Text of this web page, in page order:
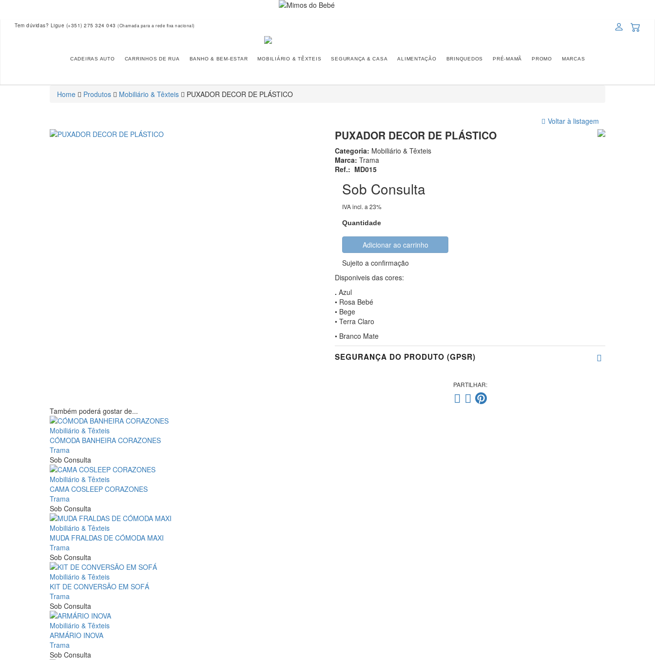
Tem dúvidas? Ligue (+351) 275 324 043 (Chamada para a rede fixa nacional)
CADEIRAS AUTO CARRINHOS DE RUA BANHO & BEM-ESTAR MOBILIÁRIO & TÊXTEIS SEGURANÇA & CASA ALIMENTAÇÃO BRINQUEDOS PRÉ-MAMÃ PROMO MARCAS
Home Produtos Mobiliário & Têxteis PUXADOR DECOR DE PLÁSTICO
Voltar à listagem
PUXADOR DECOR DE PLÁSTICO
Categoria: Mobiliário & Têxteis
Marca: Trama
Ref.: MD015
Sob Consulta
IVA incl. a 23%
Quantidade
Adicionar ao carrinho
Sujeito a confirmação
Disponiveis das cores:
. Azul
• Rosa Bebé
• Bege
• Terra Claro
• Branco Mate
SEGURANÇA DO PRODUTO (GPSR)
PARTILHAR:
Também poderá gostar de...
Mobiliário & Têxteis
CÓMODA BANHEIRA CORAZONES
Trama
Sob Consulta
Mobiliário & Têxteis
CAMA COSLEEP CORAZONES
Trama
Sob Consulta
Mobiliário & Têxteis
MUDA FRALDAS DE CÓMODA MAXI
Trama
Sob Consulta
Mobiliário & Têxteis
KIT DE CONVERSÃO EM SOFÁ
Trama
Sob Consulta
Mobiliário & Têxteis
ARMÁRIO INOVA
Trama
Sob Consulta